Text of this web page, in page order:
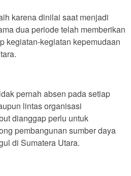
karena dinilai saat menjadi
dua periode telah memberikan
kegiatan-kegiatan kepemudaan
pernah absen pada setiap
lintas organisasi
dianggap perlu untuk
pembangunan sumber daya
di Sumatera Utara.